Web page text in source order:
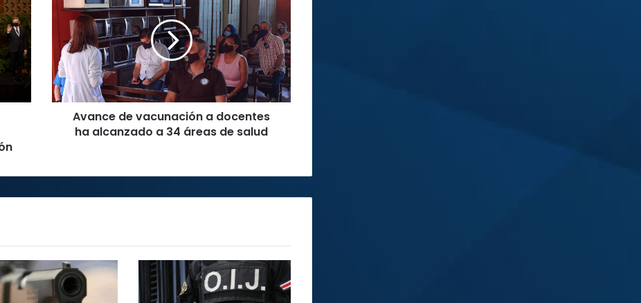
vacunación
docentes
ha
alcanzado
a
34
áreasAvance de vacunación a docentes
ha alcanzado a 34 áreas de salud